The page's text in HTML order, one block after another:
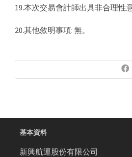
19.本次交易會計師出具非合理性
20.其他敘明事項: 無。
基本資料
新興航運股份有限公司